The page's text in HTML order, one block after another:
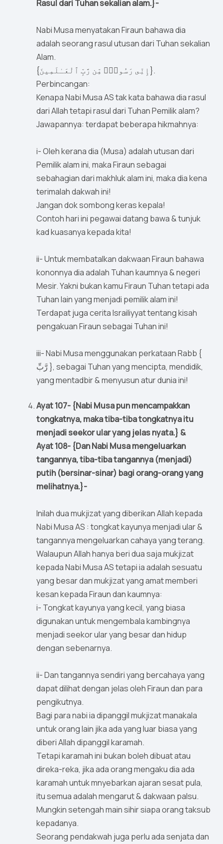
Rasul dari Tuhan sekalian alam.}-
Nabi Musa menyatakan Firaun bahawa dia
adalah seorang rasul utusan dari Tuhan sekalian
Alam.
{إِنِّى رَسُولٌۭ مِّن رَّبِّ ٱلْعَـٰلَمِينَ}.
Perbincangan:
Kenapa Nabi Musa AS tak kata bahawa dia rasul
dari Allah tetapi rasul dari Tuhan Pemilik alam?
Jawapannya: terdapat beberapa hikmahnya:
i- Oleh kerana dia (Musa) adalah utusan dari
Pemilik alam ini, maka Firaun sebagai
sebahagian dari makhluk alam ini, maka dia kena
terimalah dakwah ini!
Jangan dok sombong keras kepala!
Contoh hari ini pegawai datang bawa & tunjuk
kad kuasanya kepada kita!
ii- Untuk membatalkan dakwaan Firaun bahawa
kononnya dia adalah Tuhan kaumnya & negeri
Mesir. Yakni bukan kamu Firaun Tuhan tetapi ada
Tuhan lain yang menjadi pemilik alam ini!
Terdapat juga cerita Israiliyyat tentang kisah
pengakuan Firaun sebagai Tuhan ini!
iii- Nabi Musa menggunakan perkataan Rabb {
رَّبِّ }, sebagai Tuhan yang mencipta, mendidik,
yang mentadbir & menyusun atur dunia ini!
Ayat 107- {Nabi Musa pun mencampakkan
tongkatnya, maka tiba-tiba tongkatnya itu
menjadi seekor ular yang jelas nyata.} &
Ayat 108- {Dan Nabi Musa mengeluarkan
tangannya, tiba-tiba tangannya (menjadi)
putih (bersinar-sinar) bagi orang-orang yang
melihatnya.}-
Inilah dua mukjizat yang diberikan Allah kepada
Nabi Musa AS : tongkat kayunya menjadi ular &
tangannya mengeluarkan cahaya yang terang.
Walaupun Allah hanya beri dua saja mukjizat
kepada Nabi Musa AS tetapi ia adalah sesuatu
yang besar dan mukjizat yang amat memberi
kesan kepada Firaun dan kaumnya:
i- Tongkat kayunya yang kecil, yang biasa
digunakan untuk mengembala kambingnya
menjadi seekor ular yang besar dan hidup
dengan sebenarnya.
ii- Dan tangannya sendiri yang bercahaya yang
dapat dilihat dengan jelas oleh Firaun dan para
pengikutnya.
Bagi para nabi ia dipanggil mukjizat manakala
untuk orang lain jika ada yang luar biasa yang
diberi Allah dipanggil karamah.
Tetapi karamah ini bukan boleh dibuat atau
direka-reka, jika ada orang mengaku dia ada
karamah untuk mnyebarkan ajaran sesat pula,
itu semua adalah mengarut & dakwaan palsu.
Mungkin setengah main sihir siapa orang taksub
kepadanya.
Seorang pendakwah juga perlu ada senjata dan